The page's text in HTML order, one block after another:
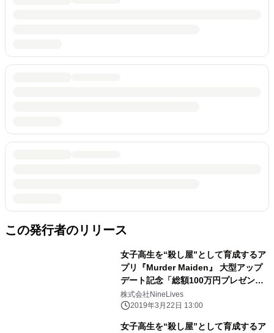
この発行者のリリース
女子高生を“殺し屋”として育成するア
プリ『Murder Maiden』 大型アップ
デート記念「総額100万円プレゼント
キャンペーン」 ＆声優オーディション
を実施！
株式会社NineLives
2019年3月22日 13:00
女子高生を“殺し屋”として育成するア